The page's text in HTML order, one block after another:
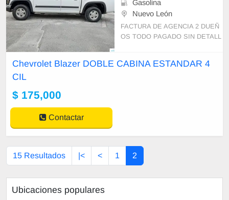
Gasolina
Nuevo León
FACTURA DE AGENCIA 2 DUEÑ
OS TODO PAGADO SIN DETALL
Chevrolet Blazer DOBLE CABINA ESTANDAR 4
CIL
$ 175,000
Contactar
15 Resultados |< < 1 2
Ubicaciones populares